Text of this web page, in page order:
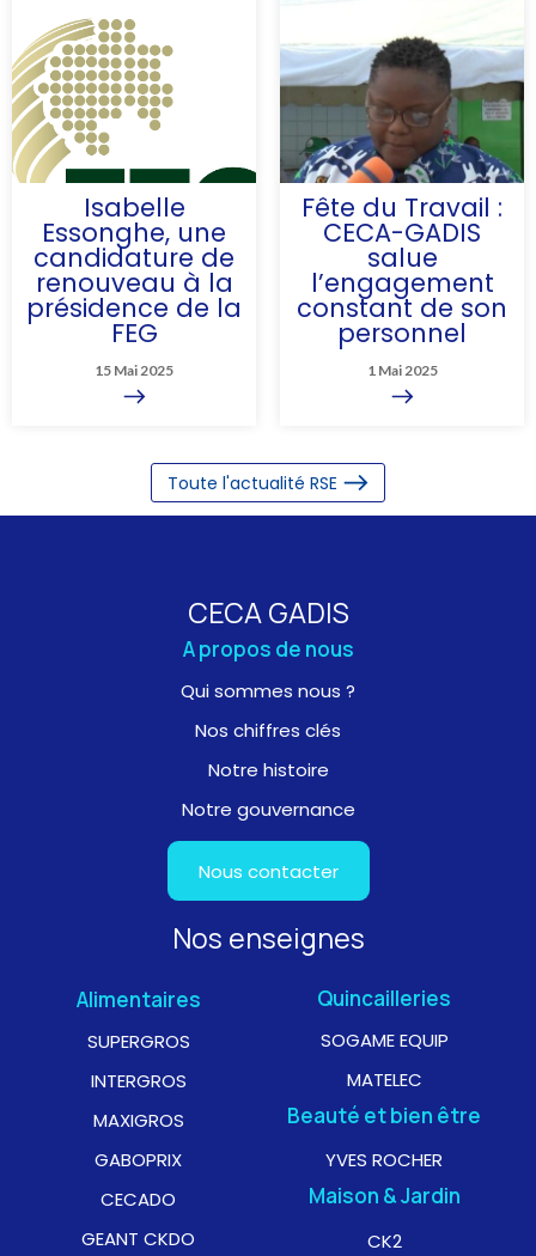
fonction le 15 janvier
2025, la Cecagadis
renforce son
engagement pour un
Gabon plus propre et
durable...
Isabelle
Essonghe, une
candidature de
renouveau à la
présidence de la
FEG
Le 7 mai 2025, Isabelle
Essonghe, actuelle
Administratrice
officiellement annoncé
sa candidature à la
présidence de la
15 Mai 2025
Fête du Travail :
CECA-GADIS
salue
l’engagement
constant de son
personnel
1 Mai 2025
Toute l'actualité RSE
CECA GADIS
A propos de nous
Qui sommes nous ?
Nos chiffres clés
Notre histoire
Notre gouvernance
Nous contacter
Nos enseignes
Alimentaires
SUPERGROS
INTERGROS
MAXIGROS
GABOPRIX
CECADO
GEANT CKDO
Quincailleries
SOGAME EQUIP
MATELEC
Beauté et bien être
YVES ROCHER
Maison & Jardin
CK2